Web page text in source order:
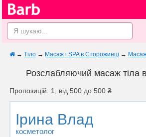
→ Тіло → Масаж і SPA в Сторожинці →
Розслабляючий масаж тіла
Пропозицій: 1, від 500 до 500 ₴
Ірина Влад
косметолог